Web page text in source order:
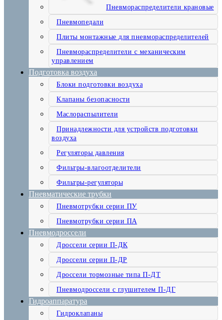
Пневмораспределители крановые
Пневмопедали
Плиты монтажные для пневмораспределителей
Пневмораспределители с механическим
управлением
Подготовка воздуха
Блоки подготовки воздуха
Клапаны безопасности
Маслораспылители
Принадлежности для устройств подготовки
воздуха
Регуляторы давления
Фильтры-влагоотделители
Фильтры-регуляторы
Пневматические трубки
Пневмотрубки серии ПУ
Пневмотрубки серии ПА
Пневмодроссели
Дроссели серии П-ДК
Дроссели серии П-ДР
Дроссели тормозные типа П-ДТ
Пневмодроссели с глушителем П-ДГ
Гидроаппаратура
Гидроклапаны